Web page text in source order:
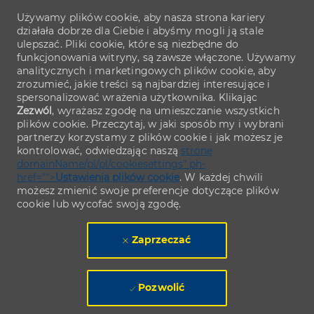
Używamy plików cookie, aby nasza strona kariery
działała dobrze dla Ciebie i abyśmy mogli ją stale
ulepszać. Pliki cookie, które są niezbędne do
funkcjonowania witryny, są zawsze włączone. Używamy
analitycznych i marketingowych plików cookie, aby
zrozumieć, jakie treści są najbardziej interesujące i
spersonalizować wrażenia użytkownika. Klikając
Zezwól, wyrażasz zgodę na umieszczanie wszystkich
plików cookie. Przeczytaj, w jaki sposób my i wybrani
partnerzy korzystamy z plików cookie i jak możesz je
kontrolować, odwiedzając naszą stronę
domainName/pl/pl/cookiesettings" ph-
href="">Ustawienia plików cookie. W każdej chwili
możesz zmienić swoje preferencje dotyczące plików
cookie lub wycofać swoją zgodę.
Zaprzeczać
Pozwolić